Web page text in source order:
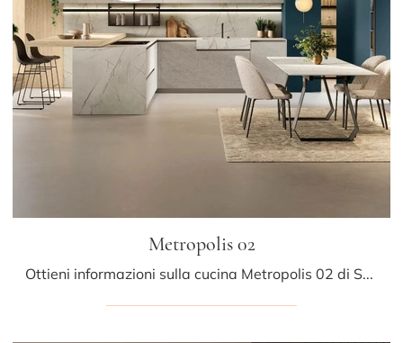
Metropolis 02
Ottieni informazioni sulla cucina Metropolis 02 di Stosa: questa soluzione in laminato sarà la scelta ideale per te!